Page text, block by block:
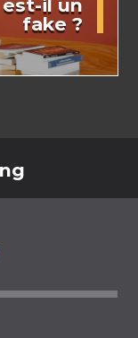
il un
fake ?